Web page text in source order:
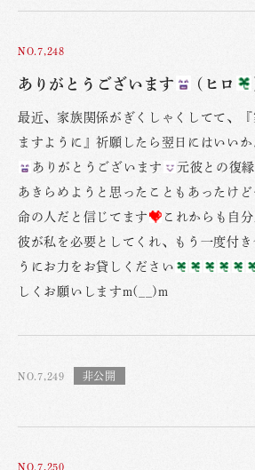
NO.7,248
ありがとうございます (ヒロ
最近、家族関係がぎくしゃくしてて、『
ますように』祈願したら翌日にはいい
ありがとうございます
元彼との復
あきらめようと思ったこともあったけ
命の人だと信じてます
これからも自
彼が私を必要としてくれ、もう一度付
うにお力をお貸しください
しくお願いしますm(__)m
NO.7,249
NO.7,250